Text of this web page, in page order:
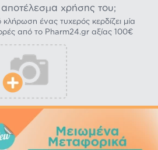
αποτέλεσμα χρήσης του;
ένας τυχερός κερδίζει μία
από το Pharm24.gr αξίας 100€